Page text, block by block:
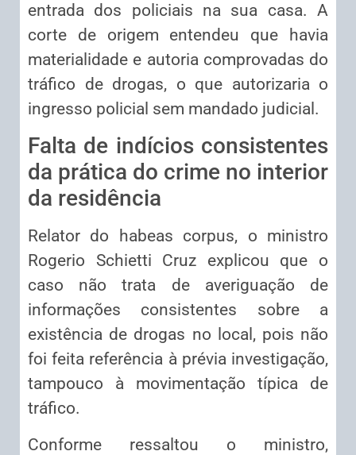
entrada dos policiais na sua casa. A
corte de origem entendeu que havia
materialidade e autoria comprovadas do
tráfico de drogas, o que autorizaria o
ingresso policial sem mandado judicial.
Falta de indícios consistentes
da prática do crime no interior
da residência
Relator do habeas corpus, o ministro
Rogerio Schietti Cruz explicou que o
caso não trata de averiguação de
informações consistentes sobre a
existência de drogas no local, pois não
foi feita referência à prévia investigação,
tampouco à movimentação típica de
tráfico.
Conforme ressaltou o ministro,